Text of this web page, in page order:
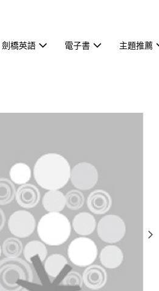
劍橋英語 電子書 主題推薦